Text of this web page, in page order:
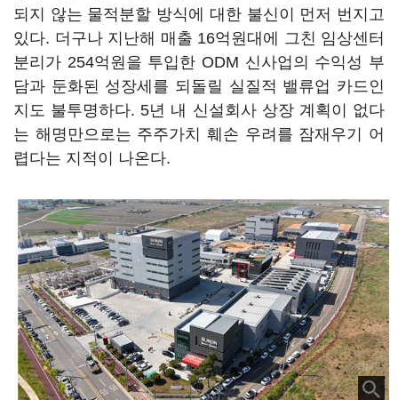
되지 않는 물적분할 방식에 대한 불신이 먼저 번지고
있다. 더구나 지난해 매출 16억원대에 그친 임상센터
분리가 254억원을 투입한 ODM 신사업의 수익성 부
담과 둔화된 성장세를 되돌릴 실질적 밸류업 카드인
지도 불투명하다. 5년 내 신설회사 상장 계획이 없다
는 해명만으로는 주주가치 훼손 우려를 잠재우기 어
렵다는 지적이 나온다.